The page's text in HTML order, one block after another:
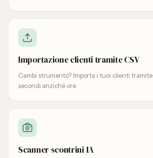
Importazione clienti tramite CSV
Cambi strumento? Importa i tuoi clienti tramite
secondi anziché ore.
Scanner scontrini IA